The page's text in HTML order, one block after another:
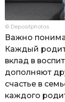
© Depositphotos
Важно
Каждый
вклад в
дополняют
счастье в
каждого